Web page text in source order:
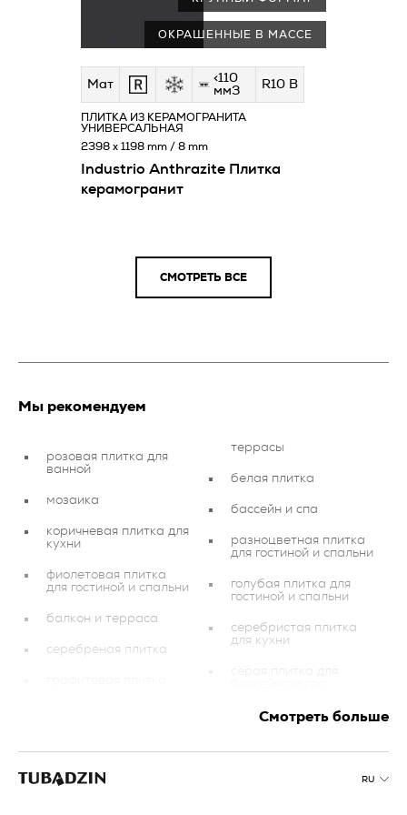
ОКРАШЕННЫЕ В МАССЕ
Мат
<110
мм3
R10 B
Industrio Anthrazite Плитка
керамогранит
ПЛИТКА ИЗ КЕРАМОГРАНИТА
УНИВЕРСАЛЬНАЯ
2398 x 1198 mm / 8 mm
СМОТРЕТЬ ВСЕ
Мы рекомендуем
розовая плитка для
ванной
мозаика
коричневая плитка для
кухни
фиолетовая плитка
для гостиной и спальни
балкон и терраса
серебреная плитка
объектов
красная плитка для
террасы
белая плитка
бассейн и спа
разноцветная плитка
для гостиной и спальни
голубая плитка для
гостиной и спальни
серебристая плитка
для кухни
голубая плитка для
Смотреть больше
RU